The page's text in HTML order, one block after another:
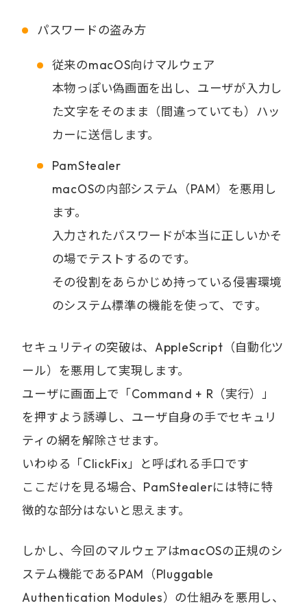
パスワードの盗み方
従来のmacOS向けマルウェア
本物っぽい偽画面を出し、ユーザが入力し
た文字をそのまま（間違っていても）ハッ
カーに送信します。
PamStealer
macOSの内部システム（PAM）を悪用し
ます。
入力されたパスワードが本当に正しいかそ
の場でテストするのです。
その役割をあらかじめ持っている侵害環境
のシステム標準の機能を使って、です。
セキュリティの突破は、AppleScript（自動化ツ
ール）を悪用して実現します。
ユーザに画面上で「Command + R（実行）」
を押すよう誘導し、ユーザ自身の手でセキュリ
ティの網を解除させます。
いわゆる「ClickFix」と呼ばれる手口です
ここだけを見る場合、PamStealerには特に特
徴的な部分はないと思えます。
しかし、今回のマルウェアはmacOSの正規のシ
ステム機能であるPAM（Pluggable
Authentication Modules）の仕組みを悪用し、